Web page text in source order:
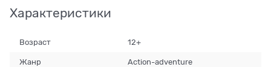
Характеристики
Возраст 12+
Жанр Action-adventure